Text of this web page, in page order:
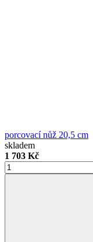
porcovací nůž 20,5 cm
skladem
1 703 Kč